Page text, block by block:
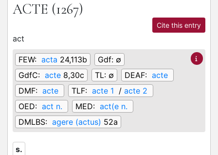
ACTE (1267)
Cite this entry
act
FEW: acta 24,113b Gdf: ∅
GdfC: acte 8,30c TL: ∅ DEAF: acte
DMF: acte TLF: acte 1 / acte 2
OED: act n. MED: act(e n.
DMLBS: agere (actus) 52a
s.